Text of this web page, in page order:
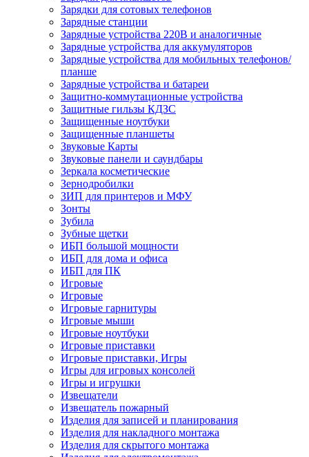
Зарядки для сотовых телефонов
Зарядные станции
Зарядные устройства 220В и аналогичные
Зарядные устройства для аккумуляторов
Зарядные устройства для мобильных телефонов/
планше
Зарядные устройства и батареи
Защитно-коммутационные устройства
Защитные гильзы КДЗС
Защищенные ноутбуки
Защищенные планшеты
Звуковые Карты
Звуковые панели и саундбары
Зеркала косметические
Зернодробилки
ЗИП для принтеров и МФУ
Зонты
Зубила
Зубные щетки
ИБП большой мощности
ИБП для дома и офиса
ИБП для ПК
Игровые
Игровые
Игровые гарнитуры
Игровые мыши
Игровые ноутбуки
Игровые приставки
Игровые приставки, Игры
Игры для игровых консолей
Игры и игрушки
Извещатели
Извещатель пожарный
Изделия для записей и планирования
Изделия для накладного монтажа
Изделия для скрытого монтажа